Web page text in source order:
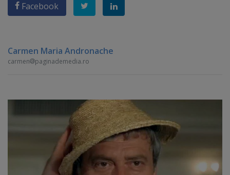
Facebook
Carmen Maria Andronache
carmen paginademedia.ro